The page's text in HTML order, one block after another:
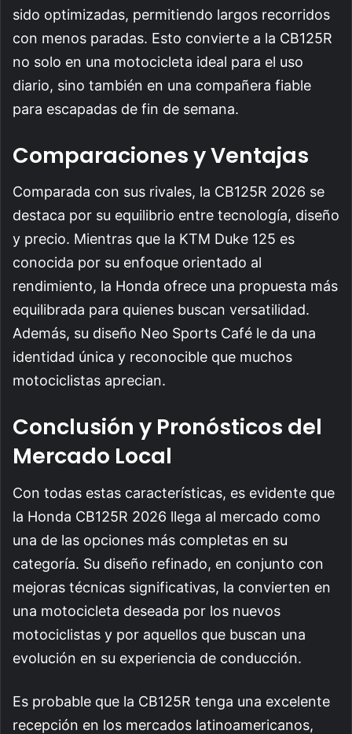
sido optimizadas, permitiendo largos recorridos
con menos paradas. Esto convierte a la CB125R
no solo en una motocicleta ideal para el uso
diario, sino también en una compañera fiable
para escapadas de fin de semana.
Comparaciones y Ventajas
Comparada con sus rivales, la CB125R 2026 se
destaca por su equilibrio entre tecnología, diseño
y precio. Mientras que la KTM Duke 125 es
conocida por su enfoque orientado al
rendimiento, la Honda ofrece una propuesta más
equilibrada para quienes buscan versatilidad.
Además, su diseño Neo Sports Café le da una
identidad única y reconocible que muchos
motociclistas aprecian.
Conclusión y Pronósticos del
Mercado Local
Con todas estas características, es evidente que
la Honda CB125R 2026 llega al mercado como
una de las opciones más completas en su
categoría. Su diseño refinado, en conjunto con
mejoras técnicas significativas, la convierten en
una motocicleta deseada por los nuevos
motociclistas y por aquellos que buscan una
evolución en su experiencia de conducción.
Es probable que la CB125R tenga una excelente
recepción en los mercados latinoamericanos,